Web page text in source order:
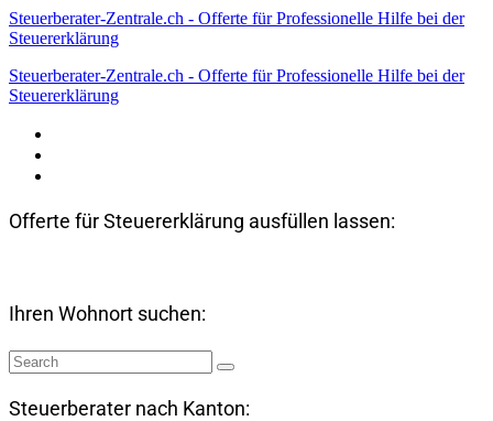
Steuerberater-Zentrale.ch - Offerte für Professionelle Hilfe bei der
Steuererklärung
Steuerberater-Zentrale.ch - Offerte für Professionelle Hilfe bei der
Steuererklärung
Offerte für Steuererklärung ausfüllen lassen:
Ihren Wohnort suchen:
Steuerberater nach Kanton: